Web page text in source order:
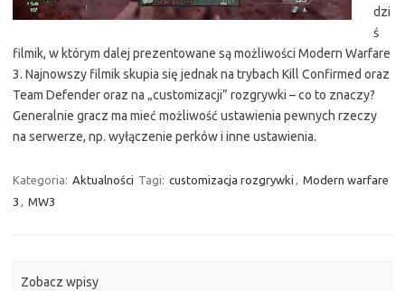
dzi
ś
filmik, w którym dalej prezentowane są możliwości Modern Warfare
3. Najnowszy filmik skupia się jednak na trybach Kill Confirmed oraz
Team Defender oraz na „customizacji” rozgrywki – co to znaczy?
Generalnie gracz ma mieć możliwość ustawienia pewnych rzeczy
na serwerze, np. wyłączenie perków i inne ustawienia.
Kategoria: Aktualności Tagi: customizacja rozgrywki , Modern warfare
3 , MW3
Zobacz wpisy